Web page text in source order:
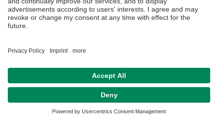
Privacy policy / Disclaimer Terms of Use Legal Notice
Sitemap